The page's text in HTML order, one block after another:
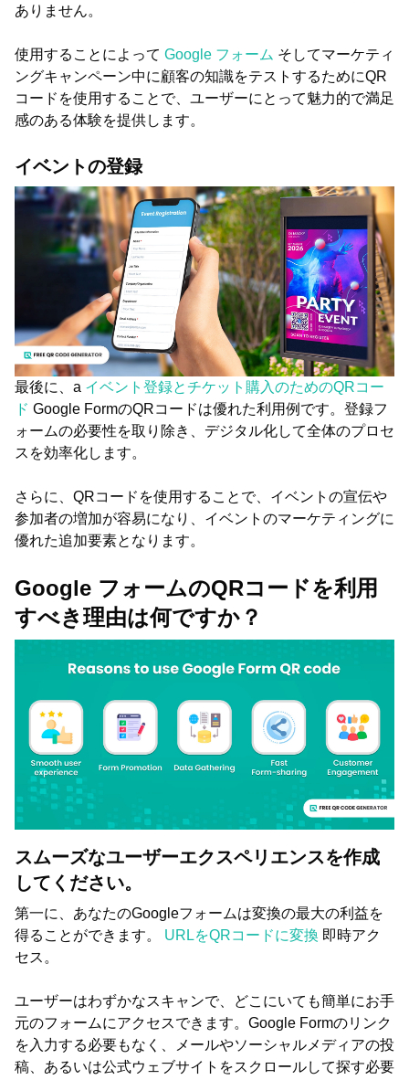
ありません。
使用することによって Google フォーム そしてマーケティ
ングキャンペーン中に顧客の知識をテストするためにQR
コードを使用することで、ユーザーにとって魅力的で満足
感のある体験を提供します。
イベントの登録
最後に、a イベント登録とチケット購入のためのQRコー
ド Google FormのQRコードは優れた利用例です。登録フ
ォームの必要性を取り除き、デジタル化して全体のプロセ
スを効率化します。
さらに、QRコードを使用することで、イベントの宣伝や
参加者の増加が容易になり、イベントのマーケティングに
優れた追加要素となります。
Google フォームのQRコードを利用
すべき理由は何ですか？
スムーズなユーザーエクスペリエンスを作成
してください。
第一に、あなたのGoogleフォームは変換の最大の利益を
得ることができます。 URLをQRコードに変換 即時アク
セス。
ユーザーはわずかなスキャンで、どこにいても簡単にお手
元のフォームにアクセスできます。Google Formのリンク
を入力する必要もなく、メールやソーシャルメディアの投
稿、あるいは公式ウェブサイトをスクロールして探す必要